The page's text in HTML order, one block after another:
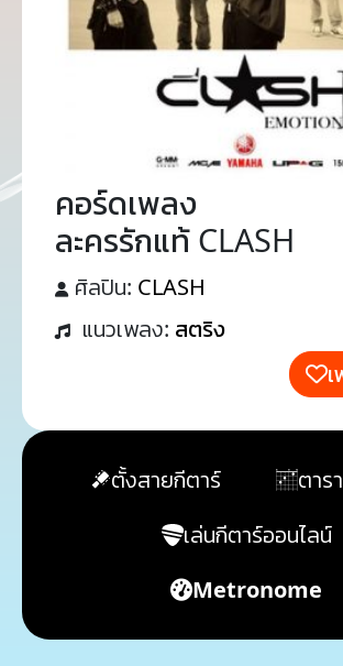
คอร์ดเพลง
ละครรักแท้ CLASH
ศิลปิน: CLASH
แนวเพลง: สตริง
ตั้งสายกีตาร์
ตาร
เล่นกีตาร์ออนไลน์
Metronome